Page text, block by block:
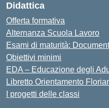
Didattica
Offerta formativa
Alternanza Scuola Lavoro
Esami di maturità:
Obiettivi minimi
EDA – Educazione degli
Libretto Orientamento
I progetti delle classi